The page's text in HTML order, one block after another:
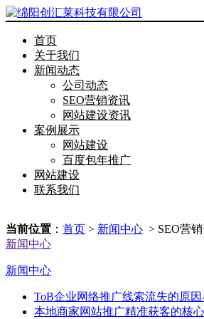
首页
关于我们
新闻动态
公司动态
SEO营销资讯
网站建设资讯
案例展示
网站建设
百度包年推广
网站建设
联系我们
当前位置 ： 首页 > 新闻中心 > SEO营
新闻中心
新闻中心
ToB企业网络推广线索流失的原
本地商家网站推广精准获客的核